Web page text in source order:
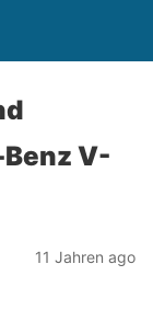
V-
11 Jahren ago